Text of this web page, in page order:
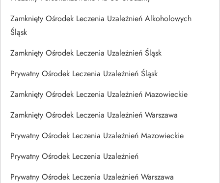
Zamknięty Ośrodek Leczenia Uzależnień Alkoholowych
Śląsk
Zamknięty Ośrodek Leczenia Uzależnień Śląsk
Prywatny Ośrodek Leczenia Uzależnień Śląsk
Zamknięty Ośrodek Leczenia Uzależnień Mazowieckie
Zamknięty Ośrodek Leczenia Uzależnień Warszawa
Prywatny Ośrodek Leczenia Uzależnień Mazowieckie
Prywatny Ośrodek Leczenia Uzależnień
Prywatny Ośrodek Leczenia Uzależnień Warszawa